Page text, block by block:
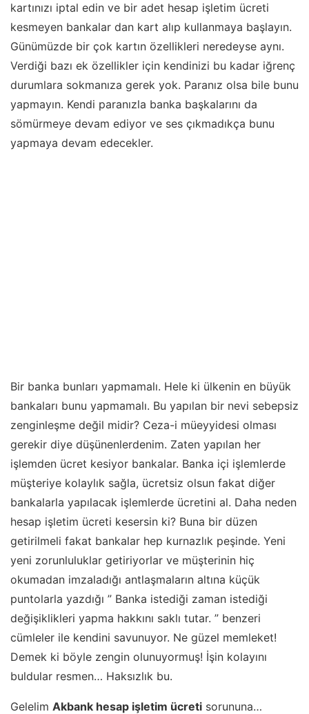
kartınızı iptal edin ve bir adet hesap işletim ücreti
kesmeyen bankalar dan kart alıp kullanmaya başlayın.
Günümüzde bir çok kartın özellikleri neredeyse aynı.
Verdiği bazı ek özellikler için kendinizi bu kadar iğrenç
durumlara sokmanıza gerek yok. Paranız olsa bile bunu
yapmayın. Kendi paranızla banka başkalarını da
sömürmeye devam ediyor ve ses çıkmadıkça bunu
yapmaya devam edecekler.
Bir banka bunları yapmamalı. Hele ki ülkenin en büyük
bankaları bunu yapmamalı. Bu yapılan bir nevi sebepsiz
zenginleşme değil midir? Ceza-i müeyyidesi olması
gerekir diye düşünenlerdenim. Zaten yapılan her
işlemden ücret kesiyor bankalar. Banka içi işlemlerde
müşteriye kolaylık sağla, ücretsiz olsun fakat diğer
bankalarla yapılacak işlemlerde ücretini al. Daha neden
hesap işletim ücreti kesersin ki? Buna bir düzen
getirilmeli fakat bankalar hep kurnazlık peşinde. Yeni
yeni zorunluluklar getiriyorlar ve müşterinin hiç
okumadan imzaladığı antlaşmaların altına küçük
puntolarla yazdığı ” Banka istediği zaman istediği
değişiklikleri yapma hakkını saklı tutar. ” benzeri
cümleler ile kendini savunuyor. Ne güzel memleket!
Demek ki böyle zengin olunuyormuş! İşin kolayını
buldular resmen… Haksızlık bu.
Gelelim Akbank hesap işletim ücreti sorununa…